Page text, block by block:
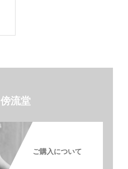
傍流堂
ご購入について